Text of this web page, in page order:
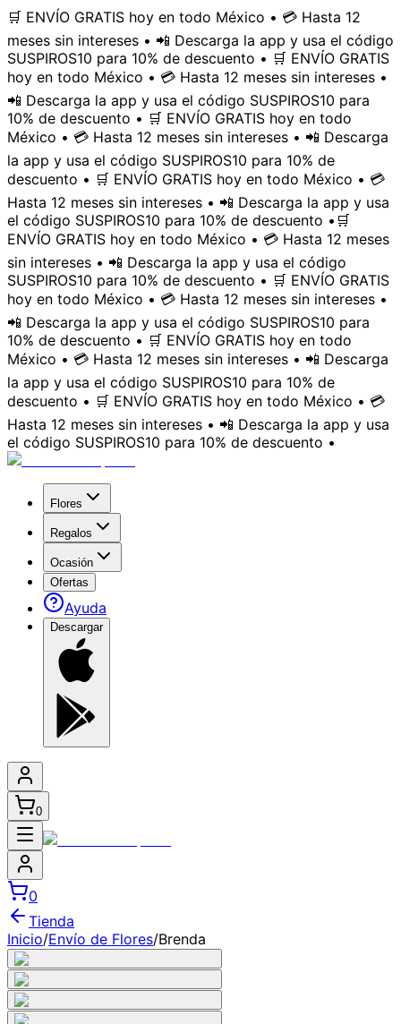
🛒 ENVÍO GRATIS hoy en todo México • 💳 Hasta 12
meses sin intereses • 📲 Descarga la app y usa el código
SUSPIROS10 para 10% de descuento • 🛒 ENVÍO GRATIS
hoy en todo México • 💳 Hasta 12 meses sin intereses •
📲 Descarga la app y usa el código SUSPIROS10 para
10% de descuento • 🛒 ENVÍO GRATIS hoy en todo
México • 💳 Hasta 12 meses sin intereses • 📲 Descarga
la app y usa el código SUSPIROS10 para 10% de
descuento • 🛒 ENVÍO GRATIS hoy en todo México • 💳
Hasta 12 meses sin intereses • 📲 Descarga la app y usa
el código SUSPIROS10 para 10% de descuento • 🛒
ENVÍO GRATIS hoy en todo México • 💳 Hasta 12 meses
sin intereses • 📲 Descarga la app y usa el código
SUSPIROS10 para 10% de descuento • 🛒 ENVÍO GRATIS
hoy en todo México • 💳 Hasta 12 meses sin intereses •
📲 Descarga la app y usa el código SUSPIROS10 para
10% de descuento • 🛒 ENVÍO GRATIS hoy en todo
México • 💳 Hasta 12 meses sin intereses • 📲 Descarga
la app y usa el código SUSPIROS10 para 10% de
descuento • 🛒 ENVÍO GRATIS hoy en todo México • 💳
Hasta 12 meses sin intereses • 📲 Descarga la app y usa
el código SUSPIROS10 para 10% de descuento •
Flores
Regalos
Ocasión
Ofertas
Ayuda
Descargar
0
0
Tienda
Inicio/Envío de Flores/Brenda